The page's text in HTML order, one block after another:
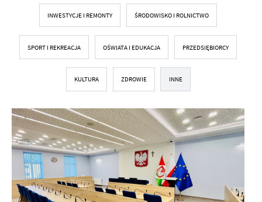
INWESTYCJE I REMONTY ŚRODOWISKO I ROLNICTWO
SPORT I REKREACJA OŚWIATA I EDUKACJA PRZEDSIĘBIORCY
KULTURA ZDROWIE INNE